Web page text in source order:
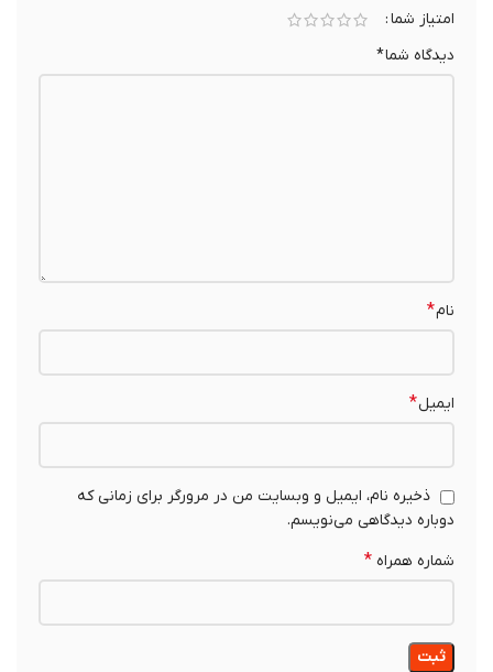
امتیاز شما
دیدگاه شما*
ایمیل*
ذخیره نام، ایمیل و وبسایت من در مرورگر برای زمانی که
دوباره دیدگاهی می‌نویسم.
شماره همراه*